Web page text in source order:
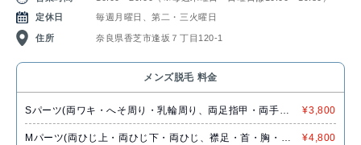
定休日
毎週月曜日、第二・三火曜日
住所 奈良県香芝市逢坂７丁目120-1
メンズ脱毛 料金
Sパーツ(両ワキ・へそ周り・乳輪周り、両足指甲・両手指
甲、鼻下・あご・あご裏・頬・首)
¥3,800
Mパーツ(両ひじ上・両ひじ下・両ひじ、襟足・首・胸・お
¥4,800